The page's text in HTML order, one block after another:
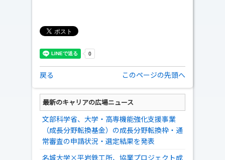
戻る このページの先頭へ
最新のキャリアの広場ニュース
文部科学省、大学・高専機能強化支援事業
（成長分野転換基金）の成長分野転換枠・通
常審査の申請状況・選定結果を発表
名城大学×平岩鉄工所、協業プロジェクト成